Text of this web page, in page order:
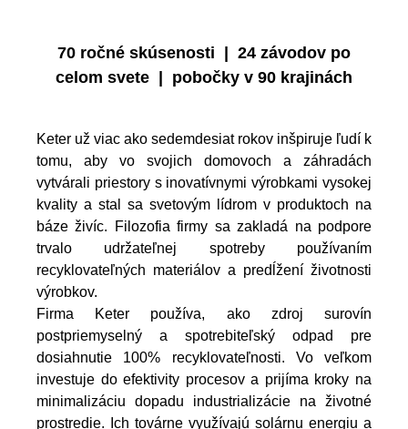
70 ročné skúsenosti | 24 závodov po
celom svete | pobočky v 90 krajinách
Keter už viac ako sedemdesiat rokov inšpiruje ľudí k
tomu, aby vo svojich domovoch a záhradách
vytvárali priestory s inovatívnymi výrobkami vysokej
kvality a stal sa svetovým lídrom v produktoch na
báze živíc. Filozofia firmy sa zakladá na podpore
trvalo udržateľnej spotreby používaním
recyklovateľných materiálov a predĺžení životnosti
výrobkov.
Firma Keter používa, ako zdroj surovín
postpriemyselný a spotrebiteľský odpad pre
dosiahnutie 100% recyklovateľnosti. Vo veľkom
investuje do efektivity procesov a prijíma kroky na
minimalizáciu dopadu industrializácie na životné
prostredie. Ich továrne využívajú solárnu energiu a